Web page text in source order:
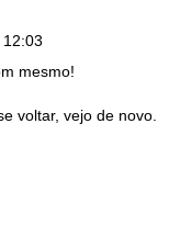
mesmo!
voltar, vejo de novo.